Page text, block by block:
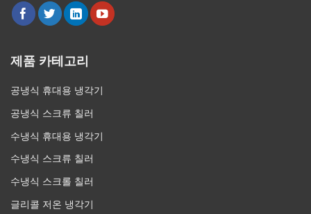
제품 카테고리
공냉식 휴대용 냉각기
공냉식 스크류 칠러
수냉식 휴대용 냉각기
수냉식 스크류 칠러
수냉식 스크롤 칠러
글리콜 저온 냉각기